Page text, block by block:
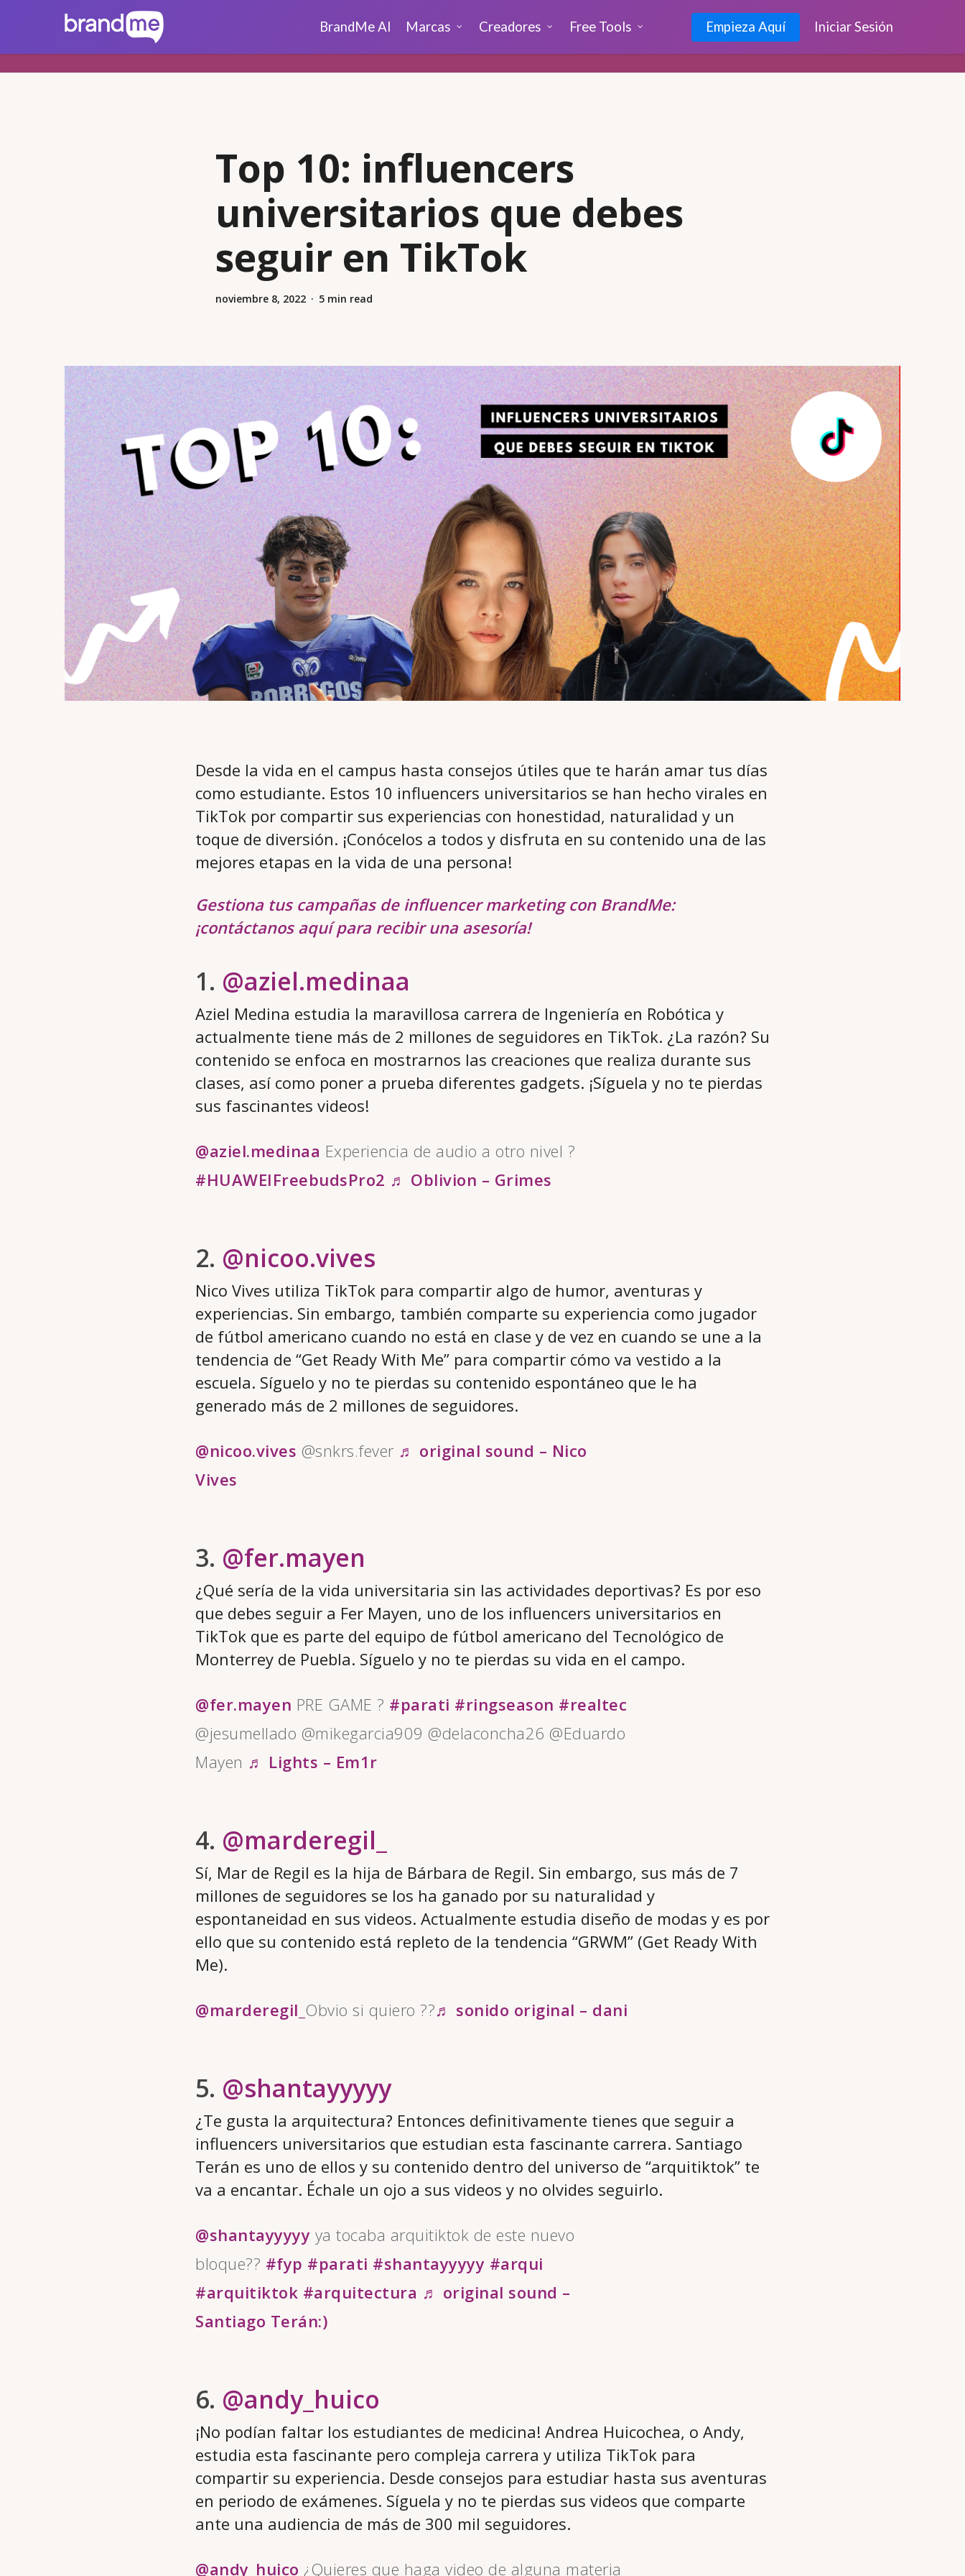
BrandMe AI Marcas Creadores Free Tools Empieza Aquí Iniciar Sesión
Top 10: influencers
universitarios que debes
seguir en TikTok
noviembre 8, 2022 5 min read
Desde la vida en el campus hasta consejos útiles que te harán amar tus días
como estudiante. Estos 10 influencers universitarios se han hecho virales en
TikTok por compartir sus experiencias con honestidad, naturalidad y un
toque de diversión. ¡Conócelos a todos y disfruta en su contenido una de las
mejores etapas en la vida de una persona!
Gestiona tus campañas de influencer marketing con BrandMe:
¡contáctanos aquí para recibir una asesoría!
1. @aziel.medinaa
Aziel Medina estudia la maravillosa carrera de Ingeniería en Robótica y
actualmente tiene más de 2 millones de seguidores en TikTok. ¿La razón? Su
contenido se enfoca en mostrarnos las creaciones que realiza durante sus
clases, así como poner a prueba diferentes gadgets. ¡Síguela y no te pierdas
sus fascinantes videos!
@aziel.medinaa Experiencia de audio a otro nivel ?
#HUAWEIFreebudsPro2 ♬ Oblivion – Grimes
2. @nicoo.vives
Nico Vives utiliza TikTok para compartir algo de humor, aventuras y
experiencias. Sin embargo, también comparte su experiencia como jugador
de fútbol americano cuando no está en clase y de vez en cuando se une a la
tendencia de “Get Ready With Me” para compartir cómo va vestido a la
escuela. Síguelo y no te pierdas su contenido espontáneo que le ha
generado más de 2 millones de seguidores.
@nicoo.vives @snkrs.fever ♬ original sound – Nico
Vives
3. @fer.mayen
¿Qué sería de la vida universitaria sin las actividades deportivas? Es por eso
que debes seguir a Fer Mayen, uno de los influencers universitarios en
TikTok que es parte del equipo de fútbol americano del Tecnológico de
Monterrey de Puebla. Síguelo y no te pierdas su vida en el campo.
@fer.mayen PRE GAME ? #parati #ringseason #realtec
@jesumellado @mikegarcia909 @delaconcha26 @Eduardo
Mayen ♬ Lights – Em1r
4. @marderegil_
Sí, Mar de Regil es la hija de Bárbara de Regil. Sin embargo, sus más de 7
millones de seguidores se los ha ganado por su naturalidad y
espontaneidad en sus videos. Actualmente estudia diseño de modas y es por
ello que su contenido está repleto de la tendencia “GRWM” (Get Ready With
Me).
@marderegil_ Obvio si quiero ??♬ sonido original – dani
5. @shantayyyyy
¿Te gusta la arquitectura? Entonces definitivamente tienes que seguir a
influencers universitarios que estudian esta fascinante carrera. Santiago
Terán es uno de ellos y su contenido dentro del universo de “arquitiktok” te
va a encantar. Échale un ojo a sus videos y no olvides seguirlo.
@shantayyyyy ya tocaba arquitiktok de este nuevo
bloque?? #fyp #parati #shantayyyyy #arqui
#arquitiktok #arquitectura ♬ original sound –
Santiago Terán:)
6. @andy_huico
¡No podían faltar los estudiantes de medicina! Andrea Huicochea, o Andy,
estudia esta fascinante pero compleja carrera y utiliza TikTok para
compartir su experiencia. Desde consejos para estudiar hasta sus aventuras
en periodo de exámenes. Síguela y no te pierdas sus videos que comparte
ante una audiencia de más de 300 mil seguidores.
@andy_huico ¿Quieres que haga video de alguna materia